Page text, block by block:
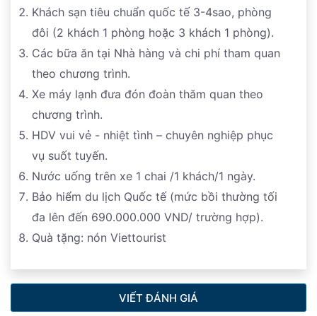
Khách sạn tiêu chuẩn quốc tế 3-4sao, phòng
đôi (2 khách 1 phòng hoặc 3 khách 1 phòng).
Các bữa ăn tại Nhà hàng và chi phí tham quan
theo chương trình.
Xe máy lạnh đưa đón đoàn thăm quan theo
chương trình.
HDV vui vẻ - nhiệt tình – chuyên nghiệp phục
vụ suốt tuyến.
Nước uống trên xe 1 chai /1 khách/1 ngày.
Bảo hiểm du lịch Quốc tế (mức bồi thường tối
đa lên đến 690.000.000 VND/ trường hợp).
Quà tặng: nón Viettourist
VIẾT ĐÁNH GIÁ